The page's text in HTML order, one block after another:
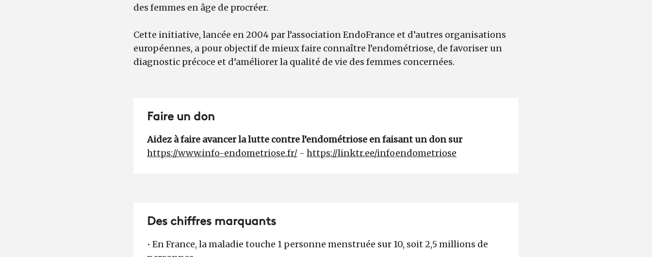
des femmes en âge de procréer.
Cette initiative, lancée en 2004 par l’association EndoFrance et d’autres organisations
européennes, a pour objectif de mieux faire connaître l’endométriose, de favoriser un
diagnostic précoce et d’améliorer la qualité de vie des femmes concernées.
Faire un don
Aidez à faire avancer la lutte contre l’endométriose en faisant un don sur
https://www.info-endometriose.fr/ - https://linktr.ee/infoendometriose
Des chiffres marquants
• En France, la maladie touche 1 personne menstruée sur 10, soit 2,5 millions de